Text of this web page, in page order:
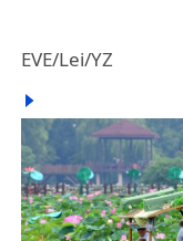
EVE/Lei/YZ